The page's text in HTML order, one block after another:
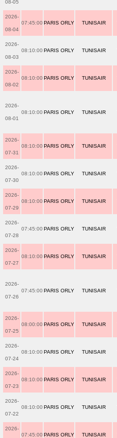
08-05
2026-
08-04
07:45:00 PARIS ORLY TUNISAIR
2026-
08-03
08:10:00 PARIS ORLY TUNISAIR
2026-
08-02
08:10:00 PARIS ORLY TUNISAIR
2026-
08-01
08:10:00 PARIS ORLY TUNISAIR
2026-
07-31
08:10:00 PARIS ORLY TUNISAIR
2026-
07-30
08:10:00 PARIS ORLY TUNISAIR
2026-
07-29
08:10:00 PARIS ORLY TUNISAIR
2026-
07-28
07:45:00 PARIS ORLY TUNISAIR
2026-
07-27
08:10:00 PARIS ORLY TUNISAIR
2026-
07-26
07:45:00 PARIS ORLY TUNISAIR
2026-
07-25
08:00:00 PARIS ORLY TUNISAIR
2026-
07-24
08:10:00 PARIS ORLY TUNISAIR
2026-
07-23
08:10:00 PARIS ORLY TUNISAIR
2026-
07-22
08:10:00 PARIS ORLY TUNISAIR
2026-
07:45:00 PARIS ORLY TUNISAIR